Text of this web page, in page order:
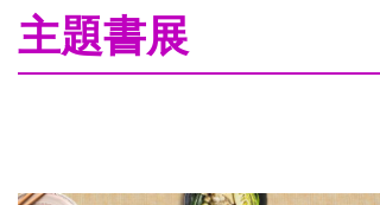
主題書展